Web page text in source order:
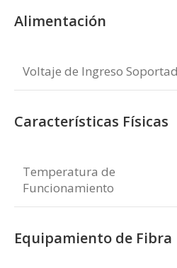
Alimentación
Voltaje de Ingreso
Características Físicas
Temperatura de
Funcionamiento
Equipamiento de Fibra